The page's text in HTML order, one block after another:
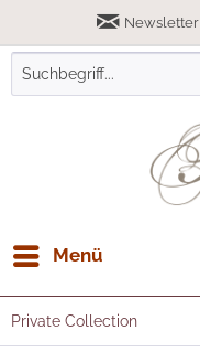
Newsletter
Menü
Private Collection